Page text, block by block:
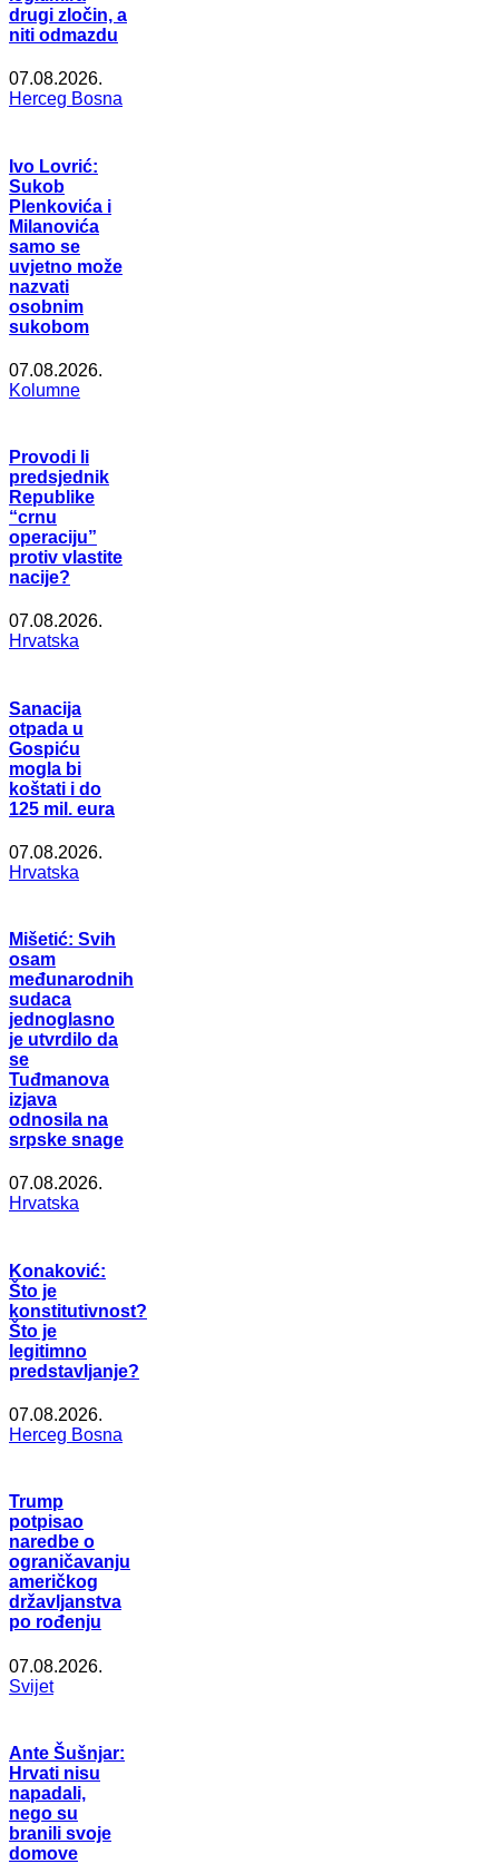
drugi zločin, a
niti odmazdu
07.08.2026.
Herceg Bosna
Ivo Lovrić:
Sukob
Plenkovića i
Milanovića
samo se
uvjetno može
nazvati
osobnim
sukobom
07.08.2026.
Kolumne
Provodi li
predsjednik
Republike
“crnu
operaciju”
protiv vlastite
nacije?
07.08.2026.
Hrvatska
Sanacija
otpada u
Gospiću
mogla bi
koštati i do
125 mil. eura
07.08.2026.
Hrvatska
Mišetić: Svih
osam
međunarodnih
sudaca
jednoglasno
je utvrdilo da
se
Tuđmanova
izjava
odnosila na
srpske snage
07.08.2026.
Hrvatska
Konaković:
Što je
konstitutivnost?
Što je
legitimno
predstavljanje?
07.08.2026.
Herceg Bosna
Trump
potpisao
naredbe o
ograničavanju
američkog
državljanstva
po rođenju
07.08.2026.
Svijet
Ante Šušnjar:
Hrvati nisu
napadali,
nego su
branili svoje
domove